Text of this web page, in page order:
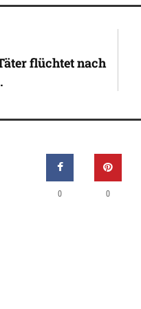
flüchtet nach
0 0